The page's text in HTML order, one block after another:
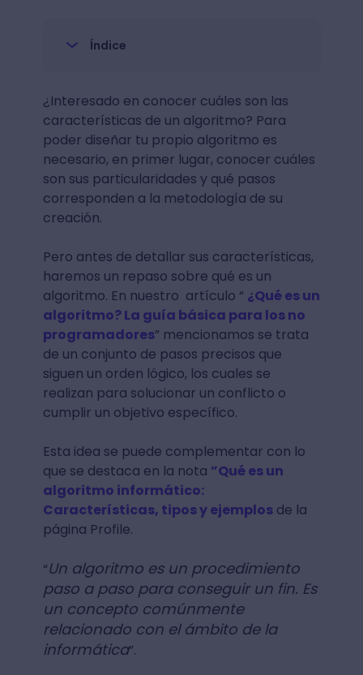
Índice
¿Interesado en conocer cuáles son las
características de un algoritmo? Para
poder diseñar tu propio algoritmo es
necesario, en primer lugar, conocer cuáles
son sus particularidades y qué pasos
corresponden a la metodología de su
creación.
Pero antes de detallar sus características,
haremos un repaso sobre qué es un
algoritmo. En nuestro artículo “ ¿Qué es un
algoritmo? La guía básica para los no
programadores” mencionamos se trata
de un conjunto de pasos precisos que
siguen un orden lógico, los cuales se
realizan para solucionar un conflicto o
cumplir un objetivo específico.
Esta idea se puede complementar con lo
que se destaca en la nota ”Qué es un
algoritmo informático:
Características, tipos y ejemplosde la
página Profile.
“Un algoritmo es un procedimiento
paso a paso para conseguir un fin. Es
un concepto comúnmente
relacionado con el ámbito de la
informática”.